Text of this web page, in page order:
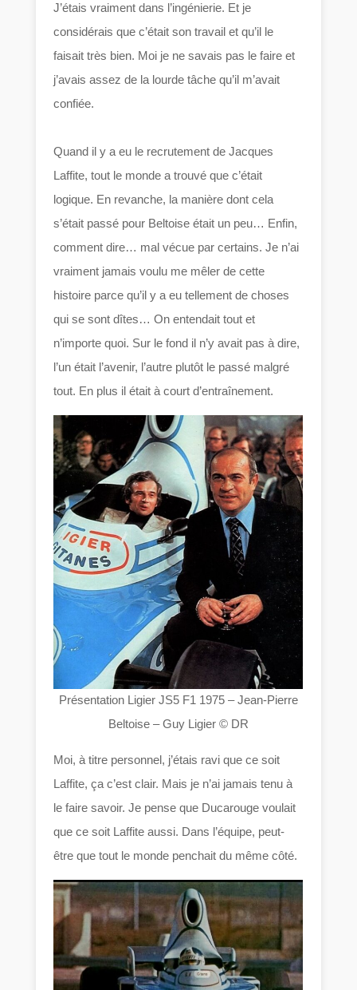
J’étais vraiment dans l’ingénierie. Et je
considérais que c’était son travail et qu’il le
faisait très bien. Moi je ne savais pas le faire et
j’avais assez de la lourde tâche qu’il m’avait
confiée.
Quand il y a eu le recrutement de Jacques
Laffite, tout le monde a trouvé que c’était
logique. En revanche, la manière dont cela
s’était passé pour Beltoise était un peu… Enfin,
comment dire… mal vécue par certains. Je n’ai
vraiment jamais voulu me mêler de cette
histoire parce qu’il y a eu tellement de choses
qui se sont dîtes… On entendait tout et
n’importe quoi. Sur le fond il n’y avait pas à dire,
l’un était l’avenir, l’autre plutôt le passé malgré
tout. En plus il était à court d’entraînement.
Présentation Ligier JS5 F1 1975 – Jean-Pierre
Beltoise – Guy Ligier © DR
Moi, à titre personnel, j’étais ravi que ce soit
Laffite, ça c’est clair. Mais je n’ai jamais tenu à
le faire savoir. Je pense que Ducarouge voulait
que ce soit Laffite aussi. Dans l’équipe, peut-
être que tout le monde penchait du même côté.